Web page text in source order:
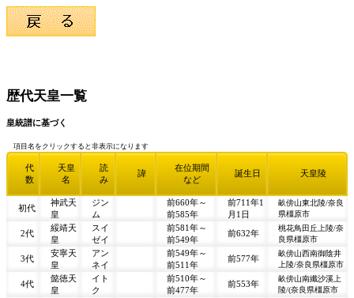
歴代天皇一覧
皇統譜に基づく
項目名をクリックすると非表示になります
代
数
天皇
名
読
み
諱
在位期間
など
誕生日 天皇陵
初代
神武天
皇
ジン
ム
前660年～
前585年
前711年1
月1日
畝傍山東北陵/奈良
県橿原市
2代
綏靖天
皇
スイ
ゼイ
前581年～
前549年
前632年
桃花鳥田丘上陵/奈
良県橿原市
3代
安寧天
皇
アン
ネイ
前549年～
前511年
前577年
畝傍山西南御陰井
上陵/奈良県橿原市
4代
懿徳天
皇
イト
ク
前510年～
前477年
前553年
畝傍山南纖沙溪上
陵/(奈良県橿原市